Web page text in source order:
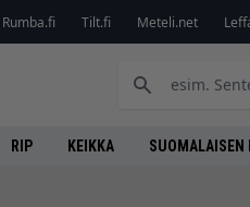
Rumba.fi Tilt.fi Meteli.net
RIP KEIKKA SUOMALAISEN